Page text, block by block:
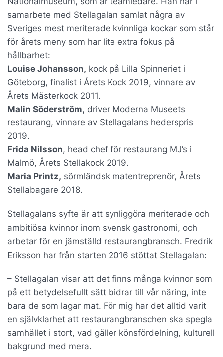
samarbete med Stellagalan samlat några av
Sveriges mest meriterade kvinnliga kockar som står
för årets meny som har lite extra fokus på
hållbarhet:
Louise Johansson, kock på Lilla Spinneriet i
Göteborg, finalist i Årets Kock 2019, vinnare av
Årets Mästerkock 2011.
Malin Söderström, driver Moderna Museets
restaurang, vinnare av Stellagalans hederspris
2019.
Frida Nilsson, head chef för restaurang MJ’s i
Malmö, Årets Stellakock 2019.
Maria Printz, sörmländsk matentreprenör, Årets
Stellabagare 2018.
Stellagalans syfte är att synliggöra meriterade och
ambitiösa kvinnor inom svensk gastronomi, och
arbetar för en jämställd restaurangbransch. Fredrik
Eriksson har från starten 2016 stöttat Stellagalan:
– Stellagalan visar att det finns många kvinnor som
på ett betydelsefullt sätt bidrar till vår näring, inte
bara de som lagar mat. För mig har det alltid varit
en självklarhet att restaurangbranschen ska spegla
samhället i stort, vad gäller könsfördelning, kulturell
bakgrund med mera.